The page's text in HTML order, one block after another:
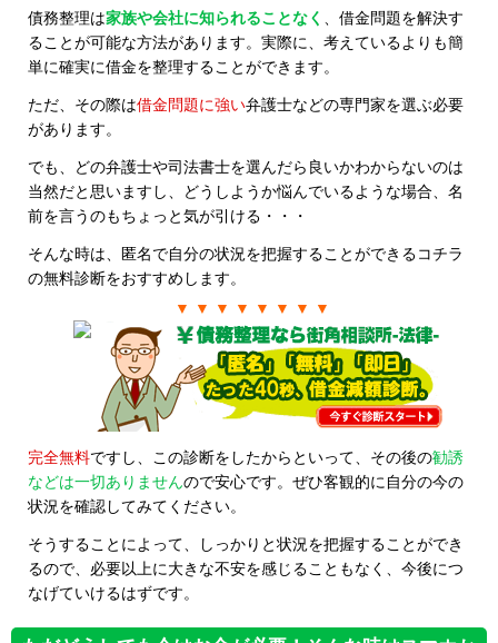
債務整理は家族や会社に知られることなく
、借金問題を解決す
ることが可能な方法があります。実際に、考えているよりも簡
単に確実に借金を整理することができます。
ただ、その際は借金問題に強い弁護士などの専門家を選ぶ必要
があります。
でも、どの弁護士や司法書士を選んだら良いかわからないのは
当然だと思いますし、どうしようか悩んでいるような場合、名
前を言うのもちょっと気が引ける・・・
そんな時は、匿名で自分の状況を把握することができるコチラ
の無料診断をおすすめします。
▼ ▼ ▼ ▼ ▼ ▼ ▼ ▼
完全無料ですし、この診断をしたからといって、その後の勧誘
などは一切ありませんので安心です。ぜひ客観的に自分の今の
状況を確認してみてください。
そうすることによって、しっかりと状況を把握することができ
るので、必要以上に大きな不安を感じることもなく、今後につ
なげていけるはずです。